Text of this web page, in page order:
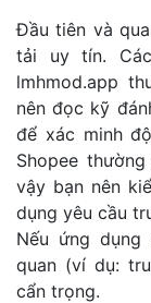
Đầu tiên và
tải uy tín.
lmhmod.app
nên đọc kỹ
để xác minh
Shopee
vậy bạn nên
dụng yêu cầu
Nếu ứng dụng
quan (ví dụ:
cẩn trọng.